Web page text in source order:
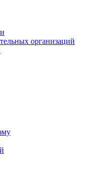
организаций